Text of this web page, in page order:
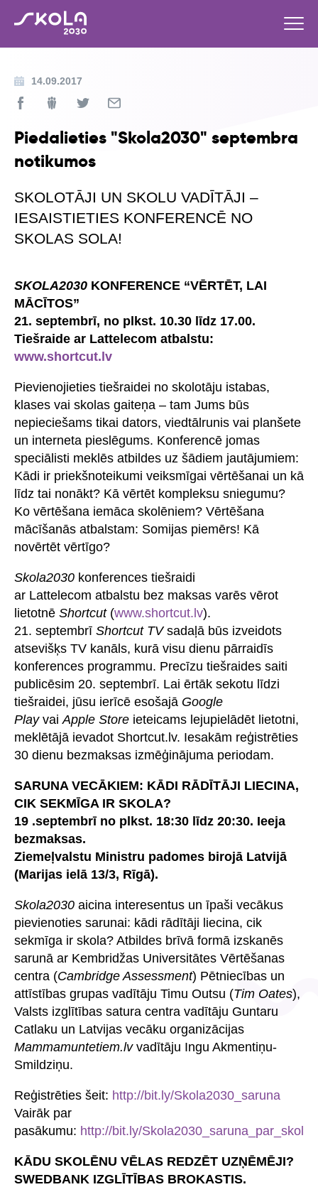
14.09.2017
Piedalieties "Skola2030" septembra
notikumos
SKOLOTĀJI UN SKOLU VADĪTĀJI –
IESAISTIETIES KONFERENCĒ NO
SKOLAS SOLA!
SKOLA2030 KONFERENCE “VĒRTĒT, LAI
MĀCĪTOS”
21. septembrī, no plkst. 10.30 līdz 17.00.
Tiešraide ar Lattelecom atbalstu:
www.shortcut.lv
Pievienojieties tiešraidei no skolotāju istabas,
klases vai skolas gaiteņa – tam Jums būs
nepieciešams tikai dators, viedtālrunis vai planšete
un interneta pieslēgums. Konferencē jomas
speciālisti meklēs atbildes uz šādiem jautājumiem:
Kādi ir priekšnoteikumi veiksmīgai vērtēšanai un kā
līdz tai nonākt? Kā vērtēt kompleksu sniegumu?
Ko vērtēšana iemāca skolēniem? Vērtēšana
mācīšanās atbalstam: Somijas piemērs! Kā
novērtēt vērtīgo?
Skola2030 konferences tiešraidi
ar Lattelecom atbalstu bez maksas varēs vērot
lietotnē Shortcut(www.shortcut.lv).
21. septembrī Shortcut TVsadaļā būs izveidots
atsevišķs TV kanāls, kurā visu dienu pārraidīs
konferences programmu. Precīzu tiešraides saiti
publicēsim 20. septembrī. Lai ērtāk sekotu līdzi
tiešraidei, jūsu ierīcē esošajā Google
Playvai Apple Store ieteicams lejupielādēt lietotni,
meklētājā ievadot Shortcut.lv. Iesakām reģistrēties
30 dienu bezmaksas izmēģinājuma periodam.
SARUNA VECĀKIEM: KĀDI RĀDĪTĀJI LIECINA,
CIK SEKMĪGA IR SKOLA?
19 .septembrī no plkst. 18:30 līdz 20:30. Ieeja
bezmaksas.
Ziemeļvalstu Ministru padomes birojā Latvijā
(Marijas ielā 13/3, Rīgā).
Skola2030 aicina interesentus un īpaši vecākus
pievienoties sarunai: kādi rādītāji liecina, cik
sekmīga ir skola? Atbildes brīvā formā izskanēs
sarunā ar Kembridžas Universitātes Vērtēšanas
centra (Cambridge Assessment) Pētniecības un
attīstības grupas vadītāju Timu Outsu (Tim Oates),
Valsts izglītības satura centra vadītāju Guntaru
Catlaku un Latvijas vecāku organizācijas
Mammamuntetiem.lvvadītāju Ingu Akmentiņu-
Smildziņu.
Reģistrēties šeit: http://bit.ly/Skola2030_saruna
Vairāk par
pasākumu: http://bit.ly/Skola2030_saruna_par_skolu
KĀDU SKOLĒNU VĒLAS REDZĒT UZŅĒMĒJI?
SWEDBANK IZGLĪTĪBAS BROKASTIS.